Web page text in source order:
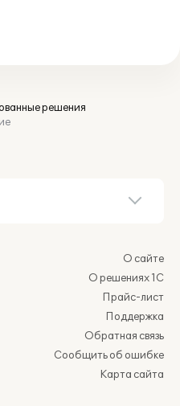
решения
О сайте
О решениях 1С
Прайс-лист
Поддержка
Обратная связь
Сообщить об ошибке
Карта сайта